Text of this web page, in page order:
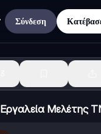
Σύνδεση
Εργαλεία Μελέτης